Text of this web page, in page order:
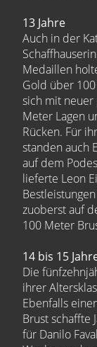
13 Jahre
Auch in der
Medaillen
Gold über
sich mit
Meter Lagen
Rücken. Für
standen auch
auf dem
lieferte Leon
zuoberst auf
100 Meter
14 bis 15
Die
ihrer
Ebenfalls
Brust schaffte
für Danilo